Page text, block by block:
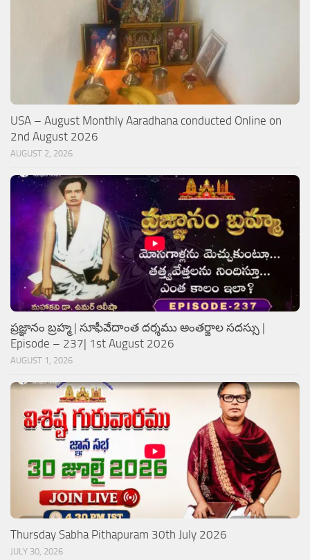
USA – August Monthly Aaradhana conducted Online on
2nd August 2026
AUGUST 2, 2026
ప్రజ్ఞానం బ్రహ్మ | సూఫీవేదాంత దర్శము అంతర్జాల సదస్సు |
Episode – 237| 1st August 2026
AUGUST 1, 2026
Thursday Sabha Pithapuram 30th July 2026
JULY 30, 2026